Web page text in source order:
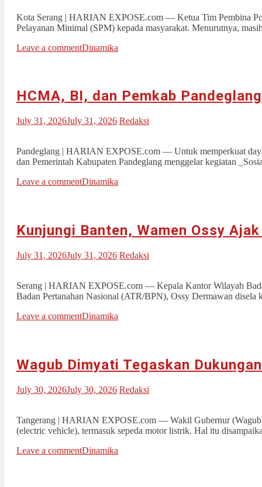
Kota Serang | HARIAN EXPOSE.com — Ketua Tim Pembina
Pelayanan Minimal (SPM) kepada masyarakat. Menurutnya,
Leave a commentDinamika
HCMA, BI, dan Pemkab
July 31, 2026July 31, 2026 Redaksi
Pandeglang | HARIAN EXPOSE.com — Untuk memperkuat
dan Pemerintah Kabupaten Pandeglang menggelar kegiatan
Leave a commentDinamika
Kunjungi Banten, Wamen Ossy
July 31, 2026July 31, 2026 Redaksi
Serang | HARIAN EXPOSE.com — Kepala Kantor Wilayah
Badan Pertanahan Nasional (ATR/BPN), Ossy Dermawan
Leave a commentDinamika
Wagub Dimyati Tegaskan
July 30, 2026July 30, 2026 Redaksi
Tangerang | HARIAN EXPOSE.com — Wakil Gubernur
(electric vehicle), termasuk sepeda motor listrik. Hal itu
Leave a commentDinamika